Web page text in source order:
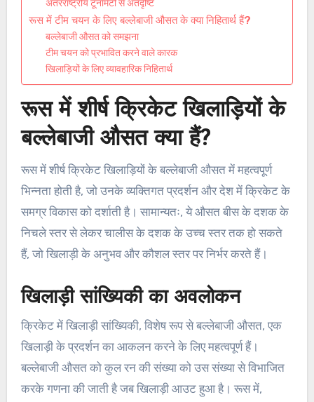
अंतरराष्ट्रीय टूर्नामेंटों से अंतर्दृष्टि
रूस में टीम चयन के लिए बल्लेबाजी औसत के क्या निहितार्थ हैं?
बल्लेबाजी औसत को समझना
टीम चयन को प्रभावित करने वाले कारक
खिलाड़ियों के लिए व्यावहारिक निहितार्थ
रूस में शीर्ष क्रिकेट खिलाड़ियों के
बल्लेबाजी औसत क्या हैं?
रूस में शीर्ष क्रिकेट खिलाड़ियों के बल्लेबाजी औसत में महत्वपूर्ण
भिन्नता होती है, जो उनके व्यक्तिगत प्रदर्शन और देश में क्रिकेट के
समग्र विकास को दर्शाती है। सामान्यतः, ये औसत बीस के दशक के
निचले स्तर से लेकर चालीस के दशक के उच्च स्तर तक हो सकते
हैं, जो खिलाड़ी के अनुभव और कौशल स्तर पर निर्भर करते हैं।
खिलाड़ी सांख्यिकी का अवलोकन
क्रिकेट में खिलाड़ी सांख्यिकी, विशेष रूप से बल्लेबाजी औसत, एक
खिलाड़ी के प्रदर्शन का आकलन करने के लिए महत्वपूर्ण हैं।
बल्लेबाजी औसत को कुल रन की संख्या को उस संख्या से विभाजित
करके गणना की जाती है जब खिलाड़ी आउट हुआ है। रूस में,